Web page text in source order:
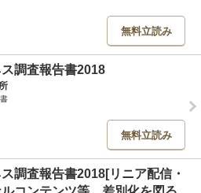
無料立読み
調査報告書2018
無料立読み
調査報告書2018[リニア配信・